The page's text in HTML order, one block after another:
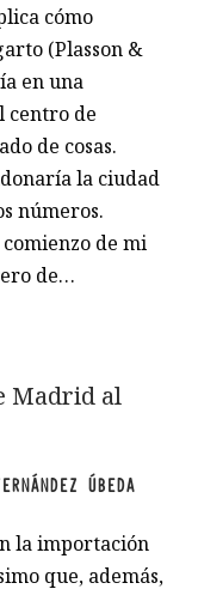
cómo
(Plasson &
en una
centro de
de cosas.
la ciudad
números.
de mi
de…
Madrid al
ÚBEDA
la importación
que, además,